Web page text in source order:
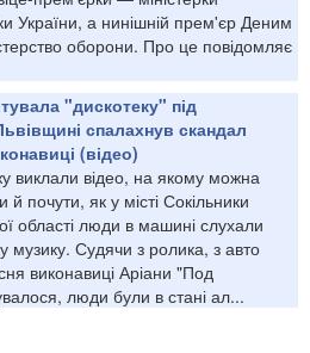
України, а нинішній прем'єр Деним
оборони. Про це повідомляє
"дискотеку" під
спалахнув скандал
(відео)
виклали відео, на якому можна
й почути, як у місті Сокільники
області люди в машині слухали
музику. Судячи з ролика, з авто
виконавиці Аріани "Под
люди були в стані ал...